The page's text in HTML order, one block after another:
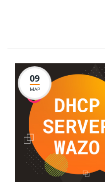
09
МАР